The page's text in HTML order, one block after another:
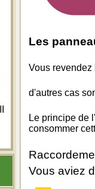
Les
Vous
d'autres cas
Le principe de
consommer
Vous aviez